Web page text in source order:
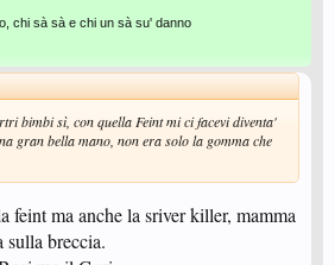
chi sà sà e chi un sà su' danno
bimbi sì, con quella Feint mi ci facevi diventa'
gran bella mano, non era solo la gomma che
feint ma anche la sriver killer, mamma
sulla breccia.